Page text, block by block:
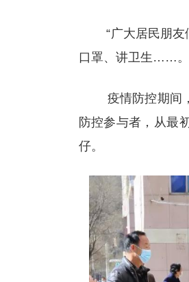
“广大居民朋友们
口罩、讲卫生……。
疫情防控期间，
防控参与者，从最
仔。